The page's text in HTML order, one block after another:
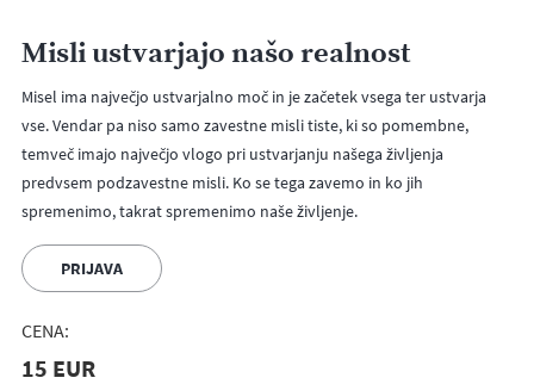
Misli ustvarjajo našo realnost
Misel ima največjo ustvarjalno moč in je začetek vsega ter ustvarja
vse. Vendar pa niso samo zavestne misli tiste, ki so pomembne,
temveč imajo največjo vlogo pri ustvarjanju našega življenja
predvsem podzavestne misli. Ko se tega zavemo in ko jih
spremenimo, takrat spremenimo naše življenje.
PRIJAVA
CENA:
15 EUR